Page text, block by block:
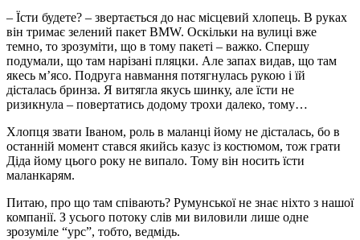
– Їсти будете? – звертається до нас місцевий хлопець. В руках
він тримає зелений пакет BMW. Оскільки на вулиці вже
темно, то зрозуміти, що в тому пакеті – важко. Спершу
подумали, що там нарізані пляцки. Але запах видав, що там
якесь м’ясо. Подруга навмання потягнулась рукою і їй
дісталась бринза. Я витягла якусь шинку, але їсти не
ризикнула – повертатись додому трохи далеко, тому…
Хлопця звати Іваном, роль в маланці йому не дісталась, бо в
останній момент стався якийсь казус із костюмом, тож грати
Діда йому цього року не випало. Тому він носить їсти
маланкарям.
Питаю, про що там співають? Румунської не знає ніхто з нашої
компанії. З усього потоку слів ми виловили лише одне
зрозуміле “урс”, тобто, ведмідь.